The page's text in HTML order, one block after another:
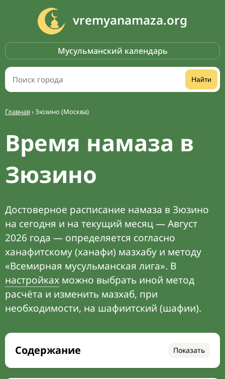
vremyanamaza.org
Мусульманский календарь
Найти
Главная›Зюзино (Москва)
Время намаза в
Зюзино
Достоверное расписание намаза в Зюзино
на сегодня и на текущий месяц — Август
2026 года — определяется согласно
ханафитскому (ханафи) мазхабу и методу
«Всемирная мусульманская лига». В
настройках можно выбрать иной метод
расчёта и изменить мазхаб, при
необходимости, на шафиитский (шафии).
Содержание Показать
Время намаза на сегодня